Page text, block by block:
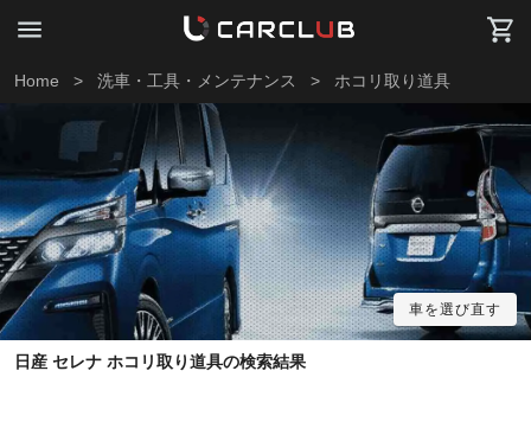
Home > 洗車・工具・メンテナンス > ホコリ取り道具
車を選び直す
日産 セレナ ホコリ取り道具の検索結果